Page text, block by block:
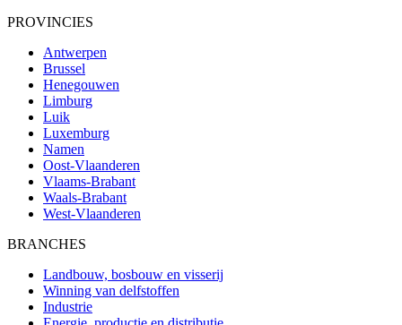
PROVINCIES
Antwerpen
Brussel
Henegouwen
Limburg
Luik
Luxemburg
Namen
Oost-Vlaanderen
Vlaams-Brabant
Waals-Brabant
West-Vlaanderen
BRANCHES
Landbouw, bosbouw en visserij
Winning van delfstoffen
Industrie